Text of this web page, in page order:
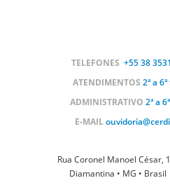
TELEFONES +55 38
ATENDIMENTOS 2ª a
ADMINISTRATIVO 2ª a
E-MAIL
Rua Coronel Manoel César,
Diamantina • MG • Brasil